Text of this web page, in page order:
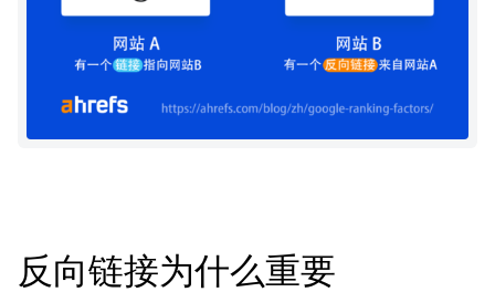
反向链接为什么重要